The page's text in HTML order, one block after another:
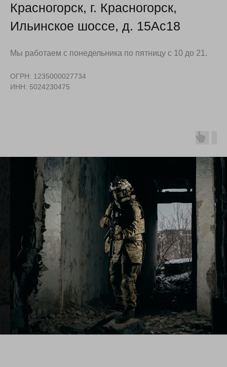
Красногорск, г. Красногорск,
Ильинское шоссе, д. 15Ас18
Мы работаем с понедельника по пятницу с 10 до 21.
ОГРН: 1235000027734
ИНН: 5024230475